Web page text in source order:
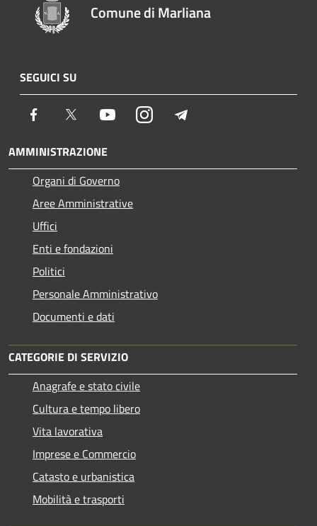
Comune di Marliana
SEGUICI SU
Facebook Twitter YoutubeInstagram
AMMINISTRAZIONE
Organi di Governo
Aree Amministrative
Uffici
Enti e fondazioni
Politici
Personale Amministrativo
Documenti e dati
CATEGORIE DI SERVIZIO
Anagrafe e stato civile
Cultura e tempo libero
Vita lavorativa
Imprese e Commercio
Catasto e urbanistica
Mobilità e trasporti